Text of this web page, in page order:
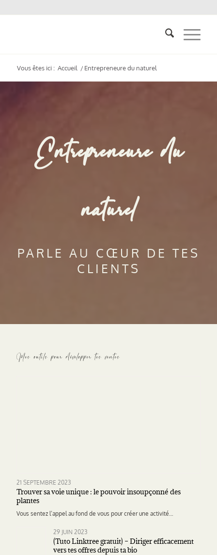
Vous êtes ici : Accueil / Entrepreneure du naturel
Entrepreneure du
naturel
PARLE AU CŒUR DE TES
CLIENTS
Mes outils pour développer tes ventes
21 SEPTEMBRE 2023
Trouver sa voie unique : le pouvoir insoupçonné des
plantes
Vous sentez l’appel au fond de vous pour créer une activité…
29 JUIN 2023
(Tuto Linktree gratuit) – Diriger efficacement
vers tes offres depuis ta bio